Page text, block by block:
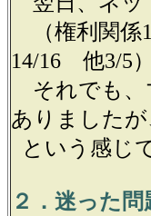
（権利関係
14/16 他3/5）
それでも、
ありました
という感じ
２．迷った